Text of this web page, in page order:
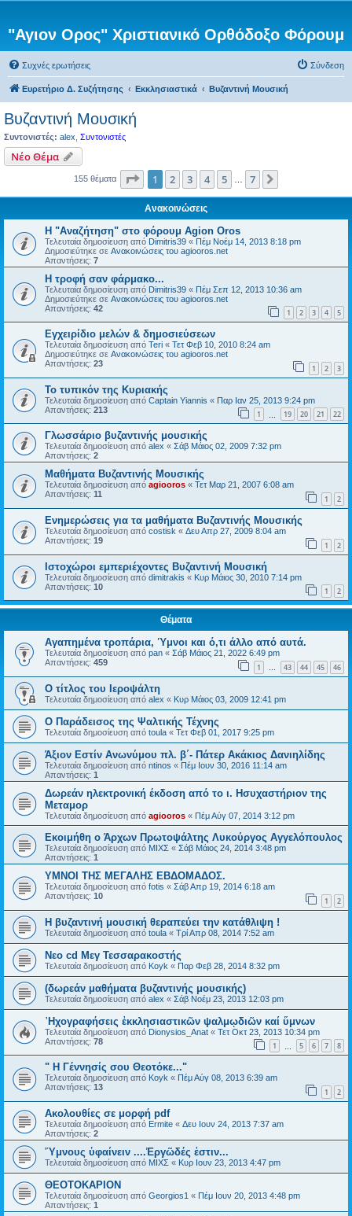
"Αγιον Ορος" Χριστιανικό Ορθόδοξο Φόρουμ
Συχνές ερωτήσεις Σύνδεση
Ευρετήριο Δ. Συζήτησης Εκκλησιαστικά Βυζαντινή Μουσική
Βυζαντινή Μουσική
Συντονιστές: alex Συντονιστές
Νέο Θέμα
155 θέματα Σελίδα από7
1 2 3 4 5 7
Ανακοινώσεις
Η "Αναζήτηση" στο φόρουμ Agion Oros
Τελευταία δημοσίευση από Dimitris39 « Πέμ Νοέμ 14, 2013 8:18 pm
Δημοσιεύτηκε σε Ανακοινώσεις του agiooros.net
Απαντήσεις: 7
H τροφή σαν φάρμακο...
Τελευταία δημοσίευση από Dimitris39 « Πέμ Σεπ 12, 2013 10:36 am
Δημοσιεύτηκε σε Ανακοινώσεις του agiooros.net
Απαντήσεις: 42 1 2 3 4 5
Εγχειρίδιο μελών & δημοσιεύσεων
Τελευταία δημοσίευση από Teri « Τετ Φεβ 10, 2010 8:24 am
Δημοσιεύτηκε σε Ανακοινώσεις του agiooros.net
Απαντήσεις: 23 1 2 3
Το τυπικόν της Κυριακής
Τελευταία δημοσίευση από Captain Yiannis « Παρ Ιαν 25, 2013 9:24 pm
Απαντήσεις: 213 1 19 20 21 22
Γλωσσάριο βυζαντινής μουσικής
Τελευταία δημοσίευση από alex « Σάβ Μάιος 02, 2009 7:32 pm
Απαντήσεις: 2
Μαθήματα Βυζαντινής Μουσικής
Τελευταία δημοσίευση από agiooros « Τετ Μαρ 21, 2007 6:08 am
Απαντήσεις: 11 1 2
Ενημερώσεις για τα μαθήματα Βυζαντινής Μουσικής
Τελευταία δημοσίευση από costisk « Δευ Απρ 27, 2009 8:04 am
Απαντήσεις: 19 1 2
Ιστοχώροι εμπεριέχοντες Βυζαντινή Μουσική
Τελευταία δημοσίευση από dimitrakis « Κυρ Μάιος 30, 2010 7:14 pm
Απαντήσεις: 10 1 2
Θέματα
Αγαπημένα τροπάρια, Ύμνοι και ό,τι άλλο από αυτά.
Τελευταία δημοσίευση από pan « Σάβ Μάιος 21, 2022 6:49 pm
Απαντήσεις: 459 1 … 43 44 45 46
O τίτλος του Ιεροψάλτη
Τελευταία δημοσίευση από alex « Κυρ Μάιος 03, 2009 12:41 pm
O Παράδεισος της Ψαλτικής Τέχνης
Τελευταία δημοσίευση από toula « Τετ Φεβ 01, 2017 9:25 pm
Άξιον Εστίν Ανωνύμου πλ. β΄- Πάτερ Ακάκιος Δανιηλίδης
Τελευταία δημοσίευση από ntinos « Πέμ Ιουν 30, 2016 11:14 am
Απαντήσεις: 1
Δωρεάν ηλεκτρονική έκδοση από το ι. Ησυχαστήριον της
Μεταμορ
Τελευταία δημοσίευση από agiooros « Πέμ Αύγ 07, 2014 3:12 pm
Εκοιμήθη ο Άρχων Πρωτοψάλτης Λυκούργος Αγγελόπουλος
Τελευταία δημοσίευση από ΜΙΧΣ « Σάβ Μάιος 24, 2014 3:48 pm
Απαντήσεις: 1
ΥΜΝΟΙ ΤΗΣ ΜΕΓΑΛΗΣ ΕΒΔΟΜΑΔΟΣ.
Τελευταία δημοσίευση από fotis « Σάβ Απρ 19, 2014 6:18 am
Απαντήσεις: 10 1 2
Η βυζαντινή μουσική θεραπεύει την κατάθλιψη !
Τελευταία δημοσίευση από toula « Τρί Απρ 08, 2014 7:52 am
Νεο cd Μεγ Τεσσαρακοστής
Τελευταία δημοσίευση από Koyk « Παρ Φεβ 28, 2014 8:32 pm
(δωρεάν μαθήματα βυζαντινής μουσικής)
Τελευταία δημοσίευση από alex « Σάβ Νοέμ 23, 2013 12:03 pm
᾿Ηχογραφήσεις ἐκκλησιαστικῶν ψαλμῳδιῶν καί ὕμνων
Τελευταία δημοσίευση από Dionysios_Anat « Τετ Οκτ 23, 2013 10:34 pm
Απαντήσεις: 78 1 5 6 7 8
" Η Γέννησίς σου Θεοτόκε..."
Τελευταία δημοσίευση από Koyk « Πέμ Αύγ 08, 2013 6:39 am
Απαντήσεις: 13 1 2
Ακολουθίες σε μορφή pdf
Τελευταία δημοσίευση από Ermite « Δευ Ιουν 24, 2013 7:37 am
Απαντήσεις: 2
Ὕμνους ὑφαίνειν ....Ἐργῶδές ἐστιν...
Τελευταία δημοσίευση από ΜΙΧΣ « Κυρ Ιουν 23, 2013 4:47 pm
ΘΕΟΤΟΚΑΡΙΟΝ
Τελευταία δημοσίευση από Georgios1 « Πέμ Ιουν 20, 2013 4:48 pm
Απαντήσεις: 1